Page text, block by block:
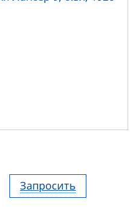
Запросить